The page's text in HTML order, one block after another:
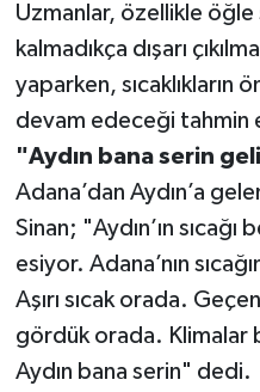
Uzmanlar, özellikle
kalmadıkça dışarı
yaparken, sıcaklıkların
devam edeceği tahmin
"Aydın bana serin
Adana’dan Aydın’a
Sinan; "Aydın’ın
esiyor. Adana’nın
Aşırı sıcak orada.
gördük orada. Klimalar
Aydın bana serin" dedi.